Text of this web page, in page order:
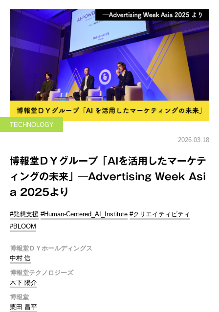
TECHNOLOGY
2026.03.18
博報堂ＤＹグループ「AIを活用したマーケテ
ィングの未来」─Advertising Week Asi
a 2025より
#発想支援 #Human-Centered_AI_Institute #クリエイティビティ
#BLOOM
博報堂ＤＹホールディングス
中村 信
博報堂テクノロジーズ
木下 陽介
博報堂
栗田 昌平